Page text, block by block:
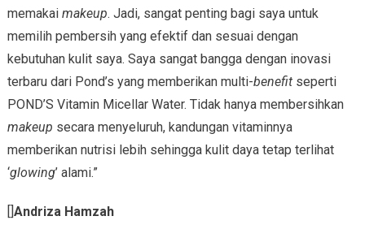
memakai makeup. Jadi, sangat penting bagi saya untuk
memilih pembersih yang efektif dan sesuai dengan
kebutuhan kulit saya. Saya sangat bangga dengan inovasi
terbaru dari Pond’s yang memberikan multi-benefit seperti
POND’S Vitamin Micellar Water. Tidak hanya membersihkan
makeup secara menyeluruh, kandungan vitaminnya
memberikan nutrisi lebih sehingga kulit daya tetap terlihat
‘glowing’ alami.”
Andriza Hamzah